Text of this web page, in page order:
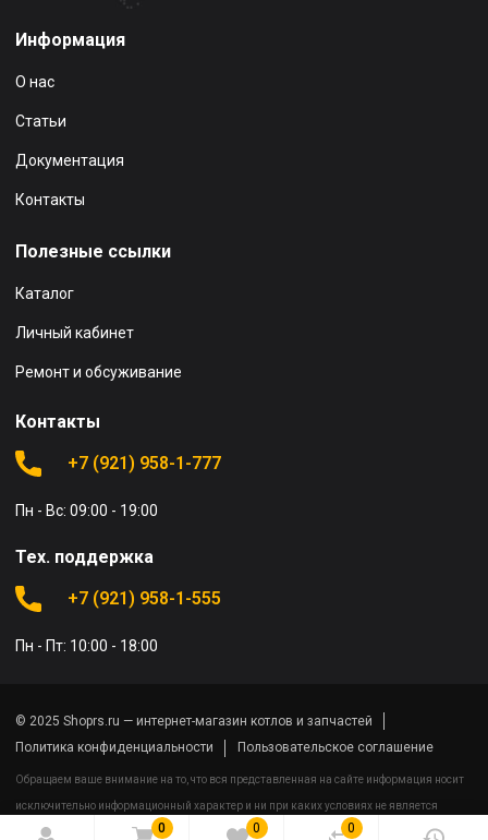
0 0 0
Информация
О нас
Статьи
Документация
Контакты
Полезные ссылки
Каталог
Личный кабинет
Ремонт и обсуживание
Контакты
+7 (921) 958-1-777
Пн - Вс: 09:00 - 19:00
Тех. поддержка
+7 (921) 958-1-555
Пн - Пт: 10:00 - 18:00
© 2025 Shoprs.ru — интернет-магазин котлов и запчастей
Политика конфиденциальности
Пользовательское соглашение
Обращаем ваше внимание на то, что вся представленная на сайте информация носит
исключительно информационный характер и ни при каких условиях не является
публичной офертой определяемой положениями Статьи 437(2) Гражданского кодекса